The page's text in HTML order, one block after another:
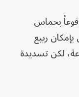
بحماس
ربيع
لكن تسديدة